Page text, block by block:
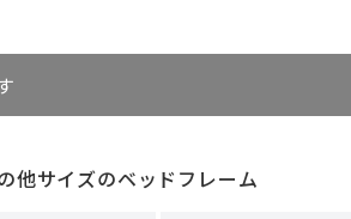
他サイズのベッドフレーム